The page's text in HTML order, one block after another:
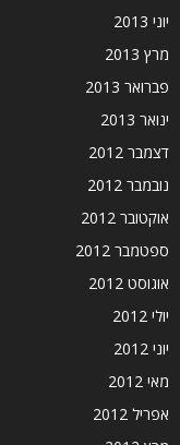
יוני 2013
מרץ 2013
פברואר 2013
ינואר 2013
דצמבר 2012
נובמבר 2012
אוקטובר 2012
ספטמבר 2012
אוגוסט 2012
יולי 2012
יוני 2012
מאי 2012
אפריל 2012